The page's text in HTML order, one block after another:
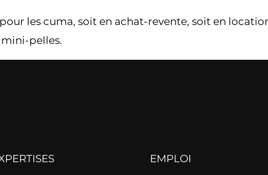
les cuma, soit en achat-revente, soit en
pelles.
EMPLOI